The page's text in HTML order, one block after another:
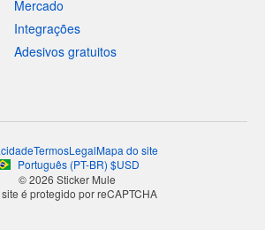
Mercado
Integrações
Adesivos gratuitos
TermosLegalMapa do site
Português (PT-BR) $USD
© 2026 Sticker Mule
site é protegido por reCAPTCHA